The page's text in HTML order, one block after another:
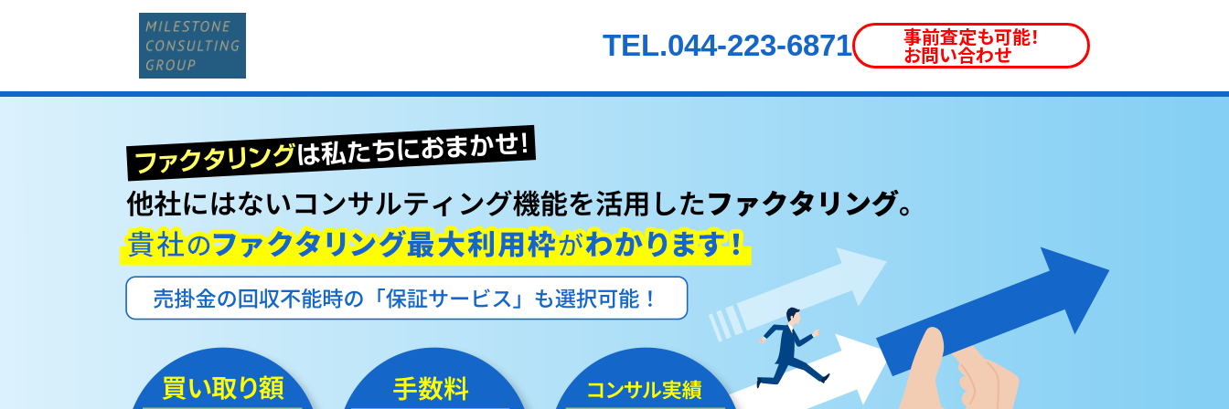
TEL.044-223-6871 事前査定も可能！
お問い合わせ